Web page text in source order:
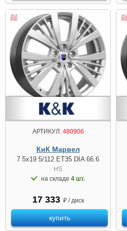
АРТИКУЛ:480906
КиК Марвел
7.5x19 5/112 ET35 DIA 66.6
HS
на складе 4 шт.
17 333 ₽ / диск
купить